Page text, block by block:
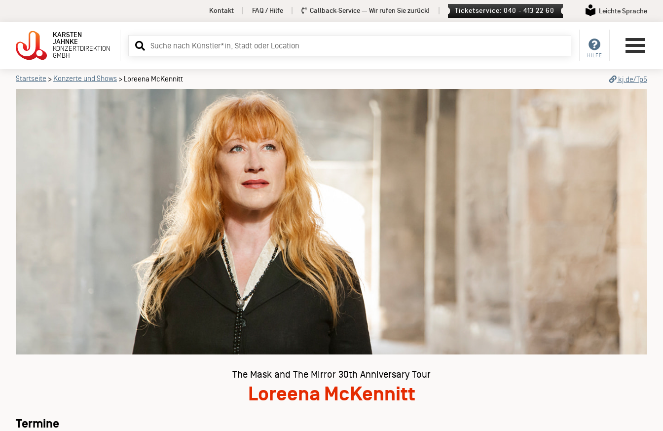
Kontakt FAQ / Hilfe Callback-Service — Wir rufen Sie zurück! Ticketservice: 040 - 413 22 60 Leichte Sprache
KARSTEN
JAHNKE
KONZERTDIREKTION
GMBH
Suchbegriff
eingeben
HILFE
Startseite > Konzerte und Shows > Loreena McKennitt kj.de/Tp5
The Mask and The Mirror 30th Anniversary Tour
Loreena McKennitt
Termine